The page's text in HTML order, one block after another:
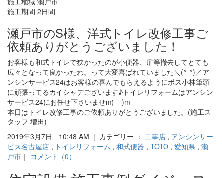
施工期間 2日間
瀬戸市のS様、洋式トイレ改修工事ご
依頼ありがとうございました！
お客様も和式トイレで狭かったのが小便器、扉等撤去してとても
広々となって良かったわ。って大変喜ばれていました＼(^-^)／ア
ンシンサービス24はお客様の喜んでもらえるようにボス小林筆頭
に頑張ってるカイシャデございます♪トイレリフォームはアンシン
サービス24にお任せ下さいませm(__)m
本日はトイレ改修工事のご依頼ありがとうございました。(施工ス
タッフ 増田)
2019年3月7日 10:48 AM | カテゴリー ： 工事店 , アンシンサー
ビス名古屋店 , トイレリフォーム , 和式便器 , TOTO , 愛知県 , 瀬
戸市 ｜ コメント（0）